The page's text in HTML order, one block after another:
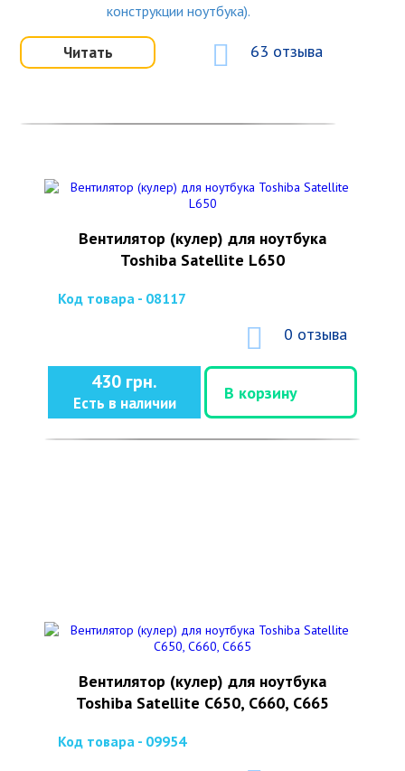
конструкции ноутбука).
Читать 63 отзыва
Вентилятор (кулер) для ноутбука
Toshiba Satellite L650
Код товара - 08117
0 отзыва
430 грн.
Есть в наличии
В корзину
Вентилятор (кулер) для ноутбука
Toshiba Satellite C650, C660, C665
Код товара - 09954